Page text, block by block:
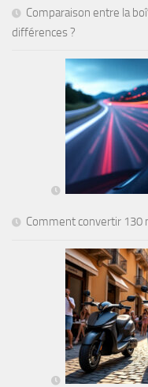
Comparaison entre la
différences ?
Comment convertir 130